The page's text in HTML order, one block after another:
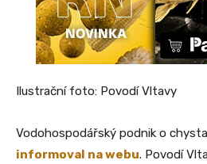
Ilustrační foto: Povodí Vltavy
Vodohospodářský podnik o
informoval na webu. Povodí